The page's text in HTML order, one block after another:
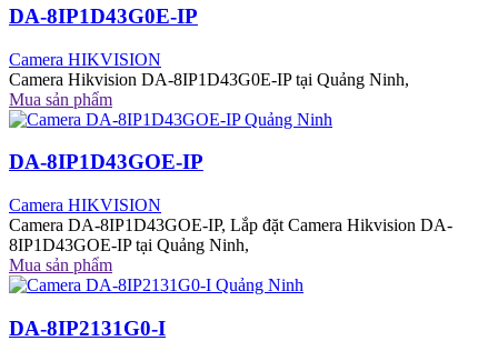
DA-8IP1D43G0E-IP
Camera HIKVISION
Camera Hikvision DA-8IP1D43G0E-IP tại Quảng Ninh,
Mua sản phẩm
DA-8IP1D43GOE-IP
Camera HIKVISION
Camera DA-8IP1D43GOE-IP, Lắp đặt Camera Hikvision DA-
8IP1D43GOE-IP tại Quảng Ninh,
Mua sản phẩm
DA-8IP2131G0-I